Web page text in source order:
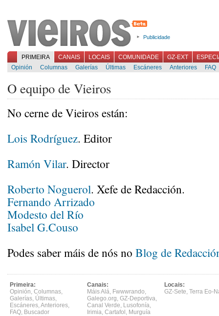
Publicidade
PRIMEIRA CANAIS LOCAIS COMUNIDADE GZ-EXT
Opinión
Columnas Galerías Últimas Escáneres Anteriores FAQ
O equipo de Vieiros
No cerne de Vieiros están:
Lois Rodríguez. Editor
Ramón Vilar. Director
Roberto Noguerol. Xefe de Redacción.
Fernando Arrizado
Modesto del Río
Isabel G.Couso
Podes saber máis de nós no Blog de
Primeira:
Opinión, Columnas,
Galerías, Últimas,
Escáneres,Anteriores,
FAQ, Buscador
Canais:
Máis Alá, Fwwwrando,
Galego.org, GZ-Deportiva,
Canal Verde, Lusofonía,
Irimia, Cartafol , Murguía
Locais:
GZ-Sete, Terra Eo-